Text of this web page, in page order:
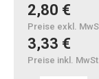
2,80 €
Preise exkl.
3,33 €
Preise inkl.